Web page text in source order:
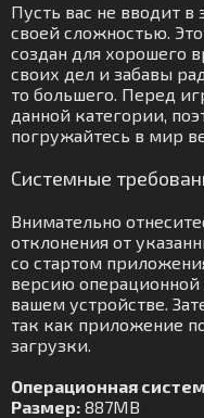
Пусть вас не вводит
своей сложностью.
создан для хорошего
своих дел и забавы
то большего. Перед
данной категории,
погружайтесь в мир
Системные
Внимательно
отклонения от
со стартом
версию операционной
вашем устройстве.
так как приложение
загрузки.
Операционная
Размер: 887MB